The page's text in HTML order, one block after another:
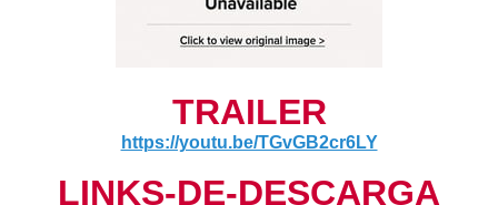
TRAILER
https://youtu.be/TGvGB2cr6LY
LINKS-DE-DESCARGA